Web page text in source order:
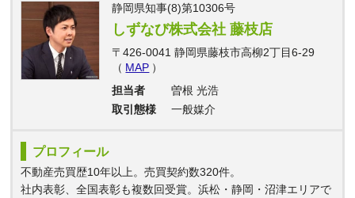
静岡県知事(8)第10306号
しずなび株式会社 藤枝店
〒426-0041 静岡県藤枝市高柳2丁目6-29
（ MAP ）
担当者
曽根 光浩
取引態様
一般媒介
プロフィール
不動産売買歴10年以上。売買契約数320件。
社内表彰、全国表彰も複数回受賞。浜松・静岡・沼津エリアで